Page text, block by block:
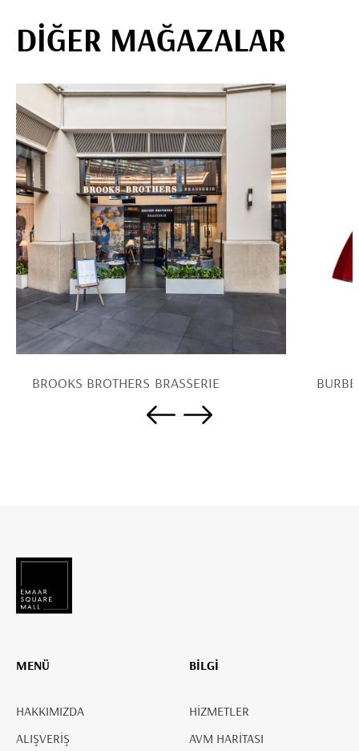
DİĞER MAĞAZALAR
BROOKS BROTHERS BRASSERIE
MENÜ
HAKKIMIZDA
ALIŞVERİŞ
BİLGİ
HİZMETLER
AVM HARİTASI